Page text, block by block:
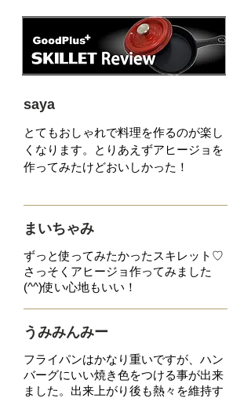
saya
とてもおしゃれで料理を作るのが楽し
くなります。とりあえずアヒージョを
作ってみたけどおい しかった！
まいちゃみ
ずっと使ってみたかったスキレット♡
さっそく アヒージョ作ってみました
(^^)使い心地もいい！
うみみんみー
フライパンはかなり重いですが、ハン
バーグにいい焼き色をつける事が出来
ました。 出来上がり後も熱々を維持す